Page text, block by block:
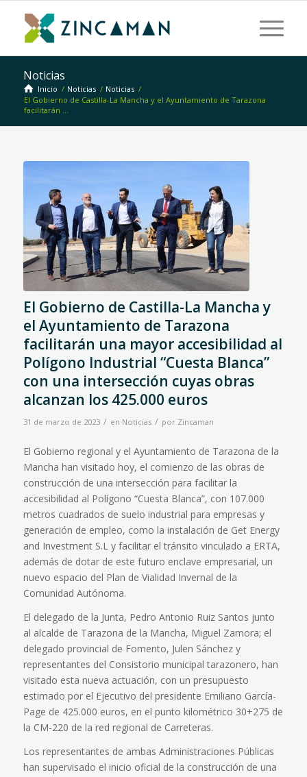
Noticias
Inicio / Noticias / Noticias /
El Gobierno de Castilla-La Mancha y el Ayuntamiento de Tarazona
facilitarán ...
El Gobierno de Castilla-La Mancha y
el Ayuntamiento de Tarazona
facilitarán una mayor accesibilidad al
Polígono Industrial “Cuesta Blanca”
con una intersección cuyas obras
alcanzan los 425.000 euros
31 de marzo de 2023 / en Noticias / por Zincaman
El Gobierno regional y el Ayuntamiento de Tarazona de la
Mancha han visitado hoy, el comienzo de las obras de
construcción de una intersección para facilitar la
accesibilidad al Polígono “Cuesta Blanca”, con 107.000
metros cuadrados de suelo industrial para empresas y
generación de empleo, como la instalación de Get Energy
and Investment S.L y facilitar el tránsito vinculado a ERTA,
además de dotar de este futuro enclave empresarial, un
nuevo espacio del Plan de Vialidad Invernal de la
Comunidad Autónoma.
El delegado de la Junta, Pedro Antonio Ruiz Santos junto
al alcalde de Tarazona de la Mancha, Miguel Zamora; el
delegado provincial de Fomento, Julen Sánchez y
representantes del Consistorio municipal tarazonero, han
visitado esta nueva actuación, con un presupuesto
estimado por el Ejecutivo del presidente Emiliano García-
Page de 425.000 euros, en el punto kilométrico 30+275 de
la CM-220 de la red regional de Carreteras.
Los representantes de ambas Administraciones Públicas
han supervisado el inicio oficial de la construcción de una